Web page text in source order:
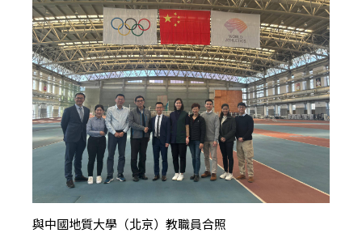
與中國地質大學（北京）教職員合照